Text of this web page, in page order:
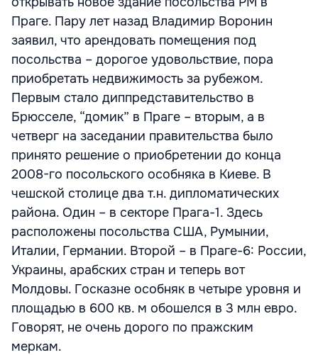
Праге. Пару лет назад Владимир Воронин
заявил, что арендовать помещения под
посольства – дорогое удовольствие, пора
приобретать недвижимость за рубежом.
Первым стало диппредставительство в
Брюсселе, “домик” в Праге – вторым, а в
четверг на заседании правительства было
принято решение о приобретении до конца
2008-го посольского особняка в Киеве. В
чешской столице два т.н. дипломатических
района. Один – в секторе Прага-1. Здесь
расположены посольства США, Румынии,
Италии, Германии. Второй – в Праге-6: России,
Украины, арабских стран и теперь вот
Молдовы. Госказне особняк в четыре уровня и
площадью в 600 кв. м обошелся в 3 млн евро.
Говорят, не очень дорого по пражским
меркам.